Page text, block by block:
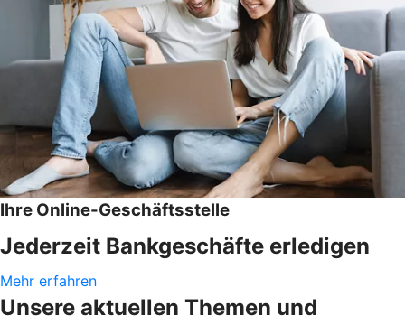
Ihre Online-Geschäftsstelle
Jederzeit Bankgeschäfte erledigen
Mehr erfahren
Unsere aktuellen Themen und